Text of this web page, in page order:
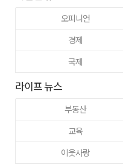
오피니언
경제
국제
라이프 뉴스
부동산
교육
이웃사랑